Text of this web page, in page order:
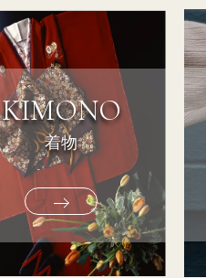
KIMONO
着物